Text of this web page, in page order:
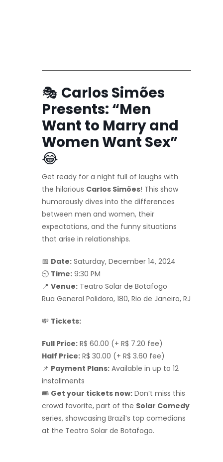
🎭 Carlos Simões
Presents: “Men
Want to Marry and
Women Want Sex”
😂
Get ready for a night full of laughs with
the hilarious Carlos Simões! This show
humorously dives into the differences
between men and women, their
expectations, and the funny situations
that arise in relationships.
📅 Date: Saturday, December 14, 2024
🕤 Time: 9:30 PM
📍 Venue: Teatro Solar de Botafogo
Rua General Polidoro, 180, Rio de Janeiro, RJ
💸 Tickets:
Full Price: R$ 60.00 (+ R$ 7.20 fee)
Half Price: R$ 30.00 (+ R$ 3.60 fee)
📌 Payment Plans: Available in up to 12
installments
🎟️ Get your tickets now: Don’t miss this
crowd favorite, part of the Solar Comedy
series, showcasing Brazil’s top comedians
at the Teatro Solar de Botafogo.